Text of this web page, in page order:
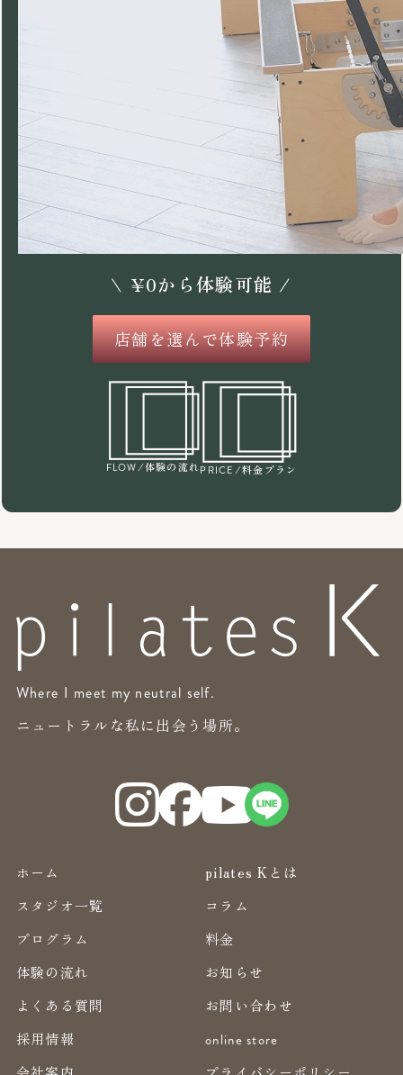
\ ¥0から体験可能 /
店舗を選んで体験予約
FLOW /体験の流れPRICE /料金プラン
Where I meet my neutral self.
ニュートラルな私に出会う場所。
ホーム
pilates Kとは
スタジオ一覧
コラム
プログラム
料金
体験の流れ
お知らせ
よくある質問
お問い合わせ
採用情報
online store